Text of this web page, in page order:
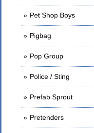
Pet Shop Boys
Pigbag
Pop Group
Police / Sting
Prefab Sprout
Pretenders